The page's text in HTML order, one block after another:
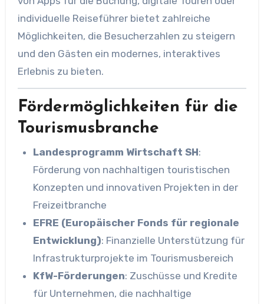
individuelle Reiseführer bietet zahlreiche
Möglichkeiten, die Besucherzahlen zu steigern
und den Gästen ein modernes, interaktives
Erlebnis zu bieten.
Fördermöglichkeiten für die
Tourismusbranche
Landesprogramm Wirtschaft SH:
Förderung von nachhaltigen touristischen
Konzepten und innovativen Projekten in der
Freizeitbranche
EFRE (Europäischer Fonds für regionale
Entwicklung): Finanzielle Unterstützung für
Infrastrukturprojekte im Tourismusbereich
KfW-Förderungen: Zuschüsse und Kredite
für Unternehmen, die nachhaltige